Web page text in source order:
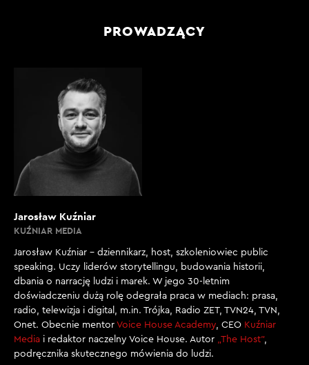
PROWADZĄCY
Jarosław Kuźniar
KUŹNIAR MEDIA
Jarosław Kuźniar – dziennikarz, host, szkoleniowiec public
speaking. Uczy liderów storytellingu, budowania historii,
dbania o narrację ludzi i marek. W jego 30-letnim
doświadczeniu dużą rolę odegrała praca w mediach: prasa,
radio, telewizja i digital, m.in. Trójka, Radio ZET, TVN24, TVN,
Onet. Obecnie mentor Voice House Academy, CEO Kuźniar
Media i redaktor naczelny Voice House. Autor „The Host”,
podręcznika skutecznego mówienia do ludzi.